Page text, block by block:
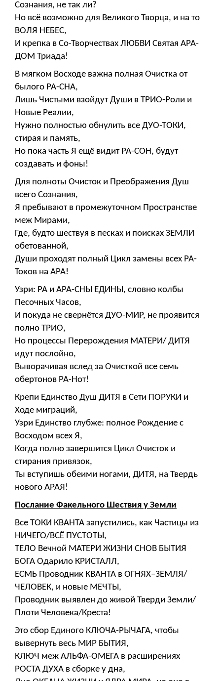
Сознания, не так ли?
Но всё возможно для Великого Творца, и на то
ВОЛЯ НЕБЕС,
И крепка в Со-Творчествах ЛЮБВИ Святая АРА-
ДОМ Триада!
В мягком Восходе важна полная Очистка от
былого РА-СНА,
Лишь Чистыми взойдут Души в ТРИО-Роли и
Новые Реалии,
Нужно полностью обнулить все ДУО-ТОКИ,
стирая и память,
Но пока часть Я ещё видит РА-СОН, будут
создавать и фоны!
Для полноты Очисток и Преображения Душ
всего Сознания,
Я пребывают в промежуточном Пространстве
меж Мирами,
Где, будто шествуя в песках и поисках ЗЕМЛИ
обетованной,
Души проходят полный Цикл замены всех РА-
Токов на АРА!
Узри: РА и АРА-СНЫ ЕДИНЫ, словно колбы
Песочных Часов,
И покуда не свернётся ДУО-МИР, не проявится
полно ТРИО,
Но процессы Перерождения МАТЕРИ/ ДИТЯ
идут послойно,
Выворачивая вслед за Очисткой все семь
обертонов РА-Нот!
Крепи Единство Душ ДИТЯ в Сети ПОРУКИ и
Ходе миграций,
Узри Единство глубже: полное Рождение с
Восходом всех Я,
Когда полно завершится Цикл Очисток и
стирания привязок,
Ты вступишь обеими ногами, ДИТЯ, на Твердь
нового АРАЯ!
Послание Факельного Шествия у Земли
Все ТОКИ КВАНТА запустились, как Частицы из
НИЧЕГО/ВСЁ ПУСТОТЫ,
ТЕЛО Вечной МАТЕРИ ЖИЗНИ СНОВ БЫТИЯ
БОГА Одарило КРИСТАЛЛ,
ЕСМЬ Проводник КВАНТА в ОГНЯХ–ЗЕМЛЯ/
ЧЕЛОВЕК, и новые МЕЧТЫ,
Проводник выявлен до живой Тверди Земли/
Плоти Человека/Креста!
Это сбор Единого КЛЮЧА-РЫЧАГА, чтобы
вывернуть весь МИР БЫТИЯ,
КЛЮЧ меж АЛЬФА-ОМЕГА в расширениях
РОСТА ДУХА в сборке у дна,